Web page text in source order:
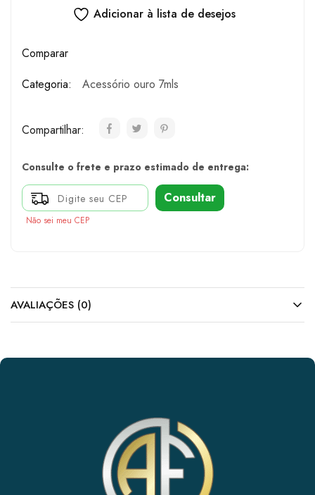
Adicionar à lista de desejos
Comparar
Categoria:
Acessório ouro 7mls
Compartilhar:
Consulte o frete e prazo estimado de entrega:
Consultar
Não sei meu CEP
AVALIAÇÕES (0)